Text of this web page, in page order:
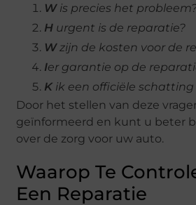
Wis precies het
H urgent is de reparatie?
Wzijn de kosten voor de
Ier garantie op de
K ik een officiële schatting
Door het stellen van deze
geïnformeerd en kunt u beter
over de zorg voor uw auto.
Waarop Te
Een Reparatie